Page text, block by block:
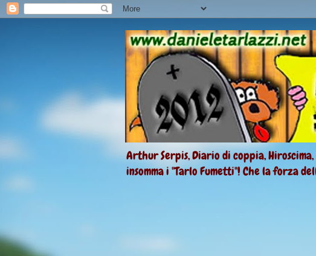
Arthur Serpis, Diario di coppia,
insomma i "Tarlo Fumetti"! Che la forza